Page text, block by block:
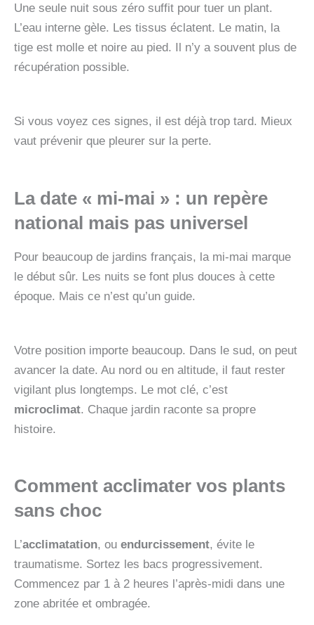
Une seule nuit sous zéro suffit pour tuer un plant.
L’eau interne gèle. Les tissus éclatent. Le matin, la
tige est molle et noire au pied. Il n’y a souvent plus de
récupération possible.
Si vous voyez ces signes, il est déjà trop tard. Mieux
vaut prévenir que pleurer sur la perte.
La date « mi-mai » : un repère
national mais pas universel
Pour beaucoup de jardins français, la mi-mai marque
le début sûr. Les nuits se font plus douces à cette
époque. Mais ce n’est qu’un guide.
Votre position importe beaucoup. Dans le sud, on peut
avancer la date. Au nord ou en altitude, il faut rester
vigilant plus longtemps. Le mot clé, c’est
microclimat. Chaque jardin raconte sa propre
histoire.
Comment acclimater vos plants
sans choc
L’acclimatation, ou endurcissement, évite le
traumatisme. Sortez les bacs progressivement.
Commencez par 1 à 2 heures l’après-midi dans une
zone abritée et ombragée.